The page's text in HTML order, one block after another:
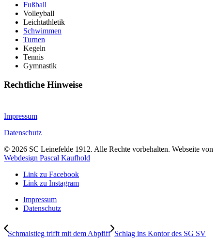
Fußball
Volleyball
Leichtathletik
Schwimmen
Turnen
Kegeln
Tennis
Gymnastik
Rechtliche Hinweise
Impressum
Datenschutz
© 2026 SC Leinefelde 1912. Alle Rechte vorbehalten. Webseite von
Webdesign Pascal Kaufhold
Link zu Facebook
Link zu Instagram
Impressum
Datenschutz
Schmalstieg trifft mit dem Abpfiff Schlag ins Kontor des SG SV